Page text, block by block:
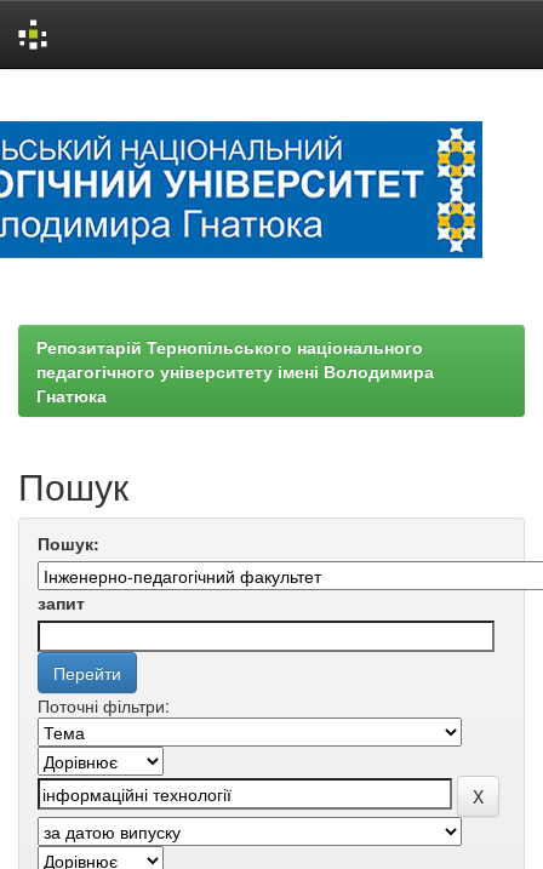
Репозитарій Тернопільського національного
педагогічного університету імені Володимира
Гнатюка
Пошук
Пошук:
запит
Поточні фільтри: